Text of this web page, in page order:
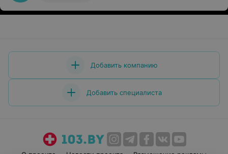
Добавить компанию
Добавить специалиста